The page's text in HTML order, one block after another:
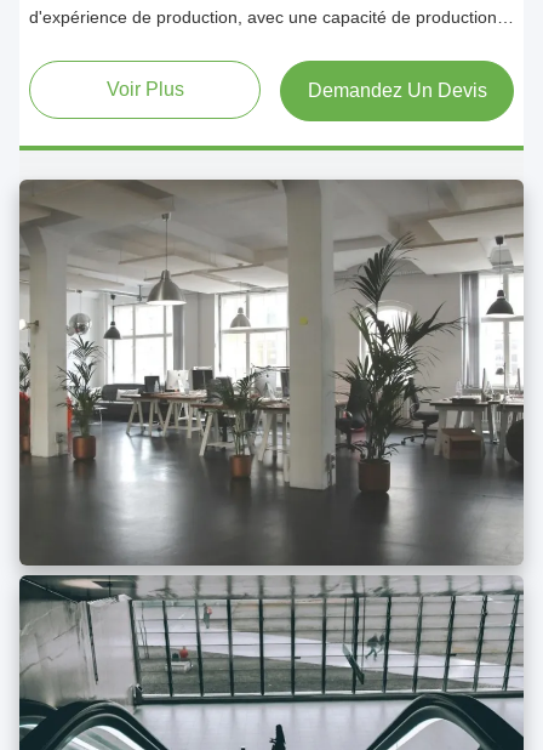
d'expérience de production, avec une capacité de production
Voir Plus Demandez Un Devis